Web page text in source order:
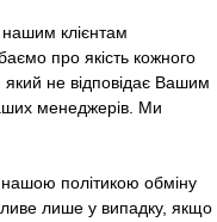
клієнтам
про якість кожного
не відповідає Вашим
менеджерів. Ми
політикою обміну
лише у випадку, якщо